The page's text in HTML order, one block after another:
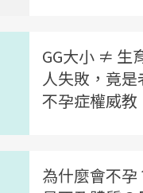
GG大小 ≠ 生
人失敗，竟是
不孕症權威教
為什麼會不